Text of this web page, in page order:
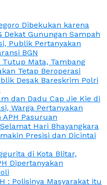
Dibekukan karena
Dekat Gunungan Sampah
Publik Pertanyakan
BGN
Mata, Tambang
Tetap Beroperasi
Desak Bareskrim Polri
dan Dadu Cap Jie Kie di
Warga Pertanyakan
APH Pasuruan
Hari Bhayangkara
Presisi dan Dicintai
di Kota Blitar,
Dipertanyakan
: Polisinya Masyarakat itu